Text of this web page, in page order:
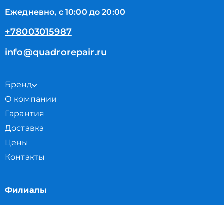
Ежедневно, с 10:00 до 20:00
+78003015987
info@quadrorepair.ru
Бренд
О компании
Гарантия
Доставка
Цены
Контакты
Филиалы